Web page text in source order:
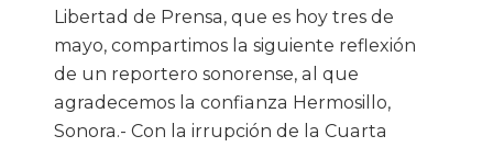
Libertad de Prensa, que es hoy tres de
mayo, compartimos la siguiente reflexión
de un reportero sonorense, al que
agradecemos la confianza Hermosillo,
Sonora.- Con la irrupción de la Cuarta